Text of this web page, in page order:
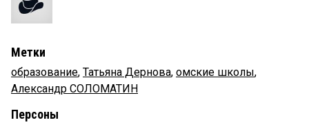
Метки
образование, Татьяна Дернова, омские школы,
Александр СОЛОМАТИН
Персоны